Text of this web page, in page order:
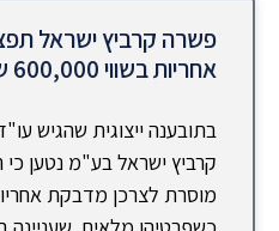
פשרה קרביץ ישראל
אחריות בשווי 600,000 ש"ח
בתובענה ייצוגית שהגיש
קרביץ ישראל בע"מ נטען
מוסרת לצרכן מדבקת